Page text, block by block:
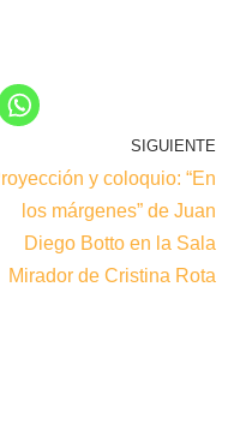
SIGUIENTE
y coloquio: “En
los márgenes” de Juan
Diego Botto en la Sala
Mirador de Cristina Rota